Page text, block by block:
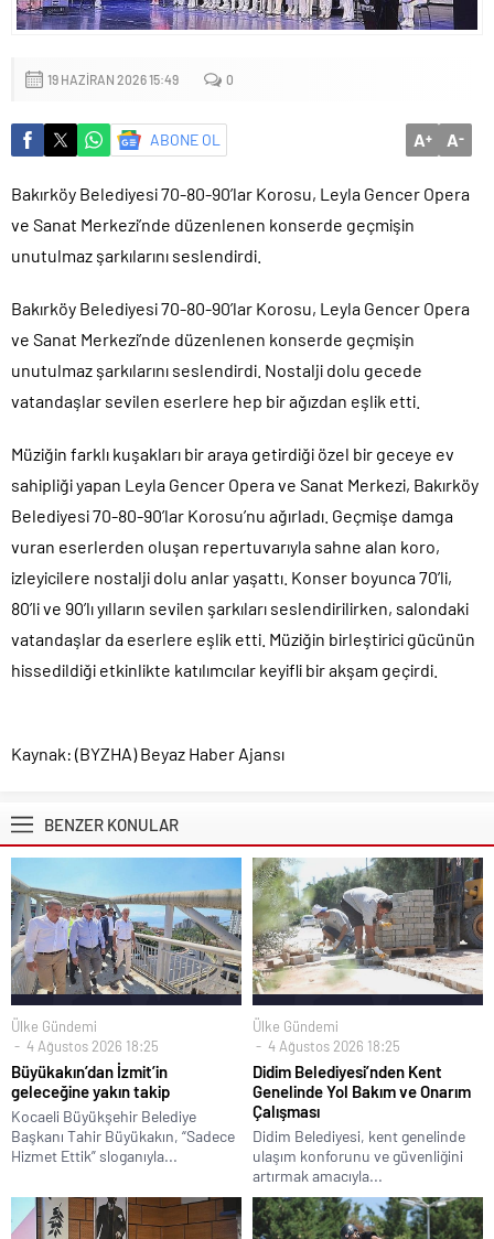
19 HAZIRAN 2026 15:49 0
ABONE OL A+ A-
Bakırköy Belediyesi 70-80-90’lar Korosu, Leyla Gencer Opera
ve Sanat Merkezi’nde düzenlenen konserde geçmişin
unutulmaz şarkılarını seslendirdi.
Bakırköy Belediyesi 70-80-90’lar Korosu, Leyla Gencer Opera
ve Sanat Merkezi’nde düzenlenen konserde geçmişin
unutulmaz şarkılarını seslendirdi. Nostalji dolu gecede
vatandaşlar sevilen eserlere hep bir ağızdan eşlik etti.
Müziğin farklı kuşakları bir araya getirdiği özel bir geceye ev
sahipliği yapan Leyla Gencer Opera ve Sanat Merkezi, Bakırköy
Belediyesi 70-80-90’lar Korosu’nu ağırladı. Geçmişe damga
vuran eserlerden oluşan repertuvarıyla sahne alan koro,
izleyicilere nostalji dolu anlar yaşattı. Konser boyunca 70’li,
80’li ve 90’lı yılların sevilen şarkıları seslendirilirken, salondaki
vatandaşlar da eserlere eşlik etti. Müziğin birleştirici gücünün
hissedildiği etkinlikte katılımcılar keyifli bir akşam geçirdi.
Kaynak: (BYZHA) Beyaz Haber Ajansı
BENZER KONULAR
Ülke Gündemi
4 Ağustos 2026 18:25
Büyükakın’dan İzmit’in
geleceğine yakın takip
Kocaeli Büyükşehir Belediye
Başkanı Tahir Büyükakın, “Sadece
Hizmet Ettik” sloganıyla...
Ülke Gündemi
4 Ağustos 2026 18:25
Didim Belediyesi’nden Kent
Genelinde Yol Bakım ve Onarım
Çalışması
Didim Belediyesi, kent genelinde
ulaşım konforunu ve güvenliğini
artırmak amacıyla...